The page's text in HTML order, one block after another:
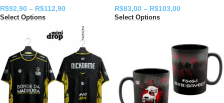
R$92,90 – R$112,90
Select Options
R$83,00 – R$103,00
Select Options